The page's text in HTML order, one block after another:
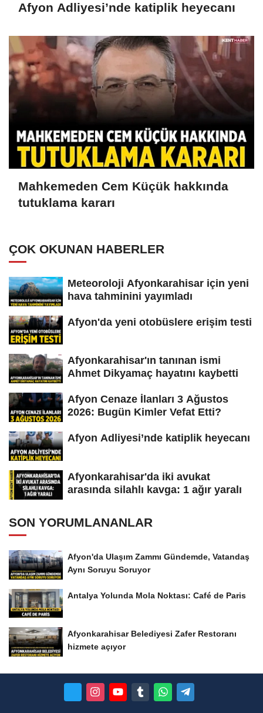
Afyon Adliyesi’nde katiplik heyecanı
Mahkemeden Cem Küçük hakkında
tutuklama kararı
ÇOK OKUNAN HABERLER
Meteoroloji Afyonkarahisar için yeni
hava tahminini yayımladı
Afyon'da yeni otobüslere erişim testi
Afyonkarahisar'ın tanınan ismi
Ahmet Dikyamaç hayatını kaybetti
Afyon Cenaze İlanları 3 Ağustos
2026: Bugün Kimler Vefat Etti?
Afyon Adliyesi’nde katiplik heyecanı
Afyonkarahisar'da iki avukat
arasında silahlı kavga: 1 ağır yaralı
SON YORUMLANANLAR
Afyon'da Ulaşım Zammı Gündemde, Vatandaş
Aynı Soruyu Soruyor
Antalya Yolunda Mola Noktası: Café de Paris
Afyonkarahisar Belediyesi Zafer Restoranı
hizmete açıyor